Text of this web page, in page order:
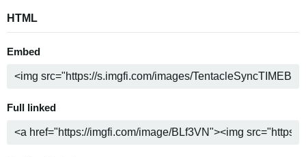
HTML
Embed
Full linked